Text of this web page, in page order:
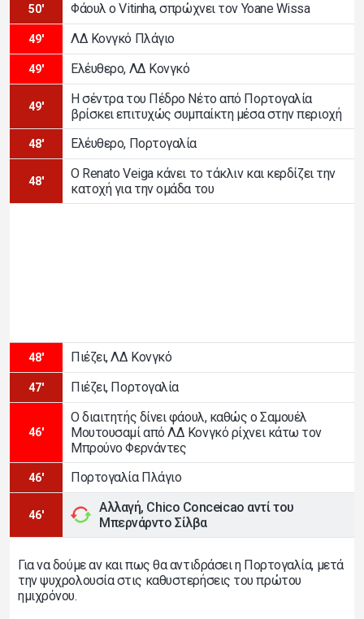
50' Φάουλ ο Vitinha, σπρώχνει τον Yoane Wissa
49' ΛΔ Κονγκό Πλάγιο
49' Ελέυθερο, ΛΔ Κονγκό
49'
Η σέντρα του Πέδρο Νέτο από Πορτογαλία
βρίσκει επιτυχώς συμπαίκτη μέσα στην περιοχή
48' Ελέυθερο, Πορτογαλία
48'
Ο Renato Veiga κάνει το τάκλιν και κερδίζει την
κατοχή για την ομάδα του
48' Πιέζει, ΛΔ Κονγκό
47' Πιέζει, Πορτογαλία
46'
Ο διαιτητής δίνει φάουλ, καθώς ο Σαμουέλ
Μουτουσαμί από ΛΔ Κονγκό ρίχνει κάτω τον
Μπρούνο Φερνάντες
46' Πορτογαλία Πλάγιο
46'
Αλλαγή, Chico Conceicao αντί του
Μπερνάρντο Σίλβα
Για να δούμε αν και πως θα αντιδράσει η Πορτογαλία, μετά
την ψυχρολουσία στις καθυστερήσεις του πρώτου
ημιχρόνου.